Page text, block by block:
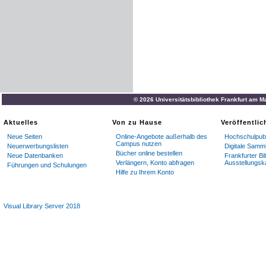
© 2026 Universitätsbibliothek Frankfurt am
Aktuelles
Neue Seiten
Neuerwerbungslisten
Neue Datenbanken
Führungen und Schulungen
Von zu Hause
Online-Angebote außerhalb des
Campus nutzen
Bücher online bestellen
Verlängern, Konto abfragen
Hilfe zu Ihrem Konto
Digitale
Frankfurter
Visual Library Server 2018